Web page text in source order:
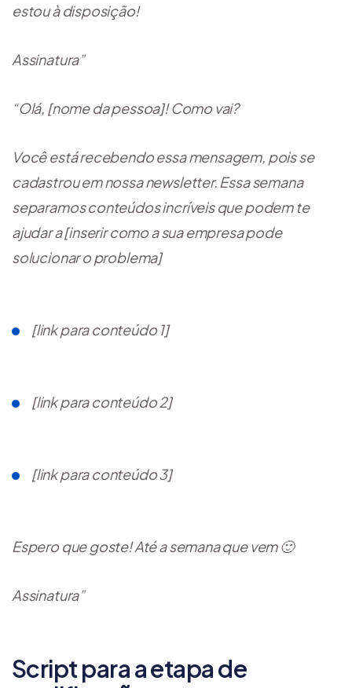
estou à disposição!
Assinatura”
“Olá, [nome da pessoa]! Como vai?
Você está recebendo essa mensagem, pois se
cadastrou em nossa newsletter. Essa semana
separamos conteúdos incríveis que podem te
ajudar a [inserir como a sua empresa pode
solucionar o problema]
[link para conteúdo 1]
[link para conteúdo 2]
[link para conteúdo 3]
Espero que goste! Até a semana que vem 🙂
Assinatura”
Script para a etapa de